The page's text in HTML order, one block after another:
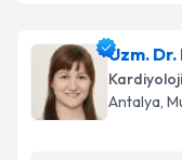
Uzm.
Kardiyoloji
Antalya,